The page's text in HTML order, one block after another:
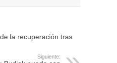
la recuperación tras
Siguiente: